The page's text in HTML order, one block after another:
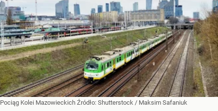
Pociąg Kolei Mazowieckich Źródło: Shutterstock / Maksim Safaniuk